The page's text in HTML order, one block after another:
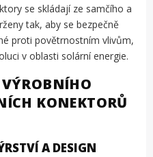
se skládají ze samčího a
tak, aby se bezpečně
proti povětrnostním vlivům,
v oblasti solární energie.
KONEKTORŮ
A DESIGN